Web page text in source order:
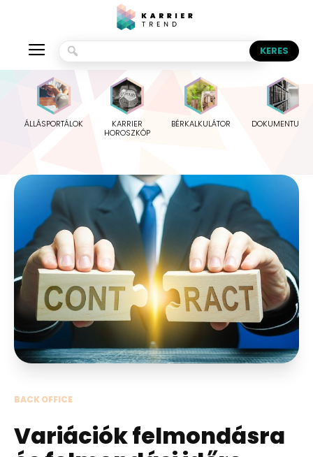
ÁLLÁSPORTÁLOK
KARRIER
HOROSZKÓP
BÉRKALKULÁTOR
BACK OFFICE
Variációk felmondásra